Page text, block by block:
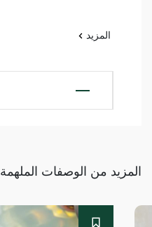
المزيد
المزيد من الوصفات الملهمة